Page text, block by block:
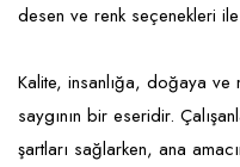
desen ve renk seçenekleri
Kalite, insanlığa, doğaya ve
saygının bir eseridir.
şartları sağlarken, ana